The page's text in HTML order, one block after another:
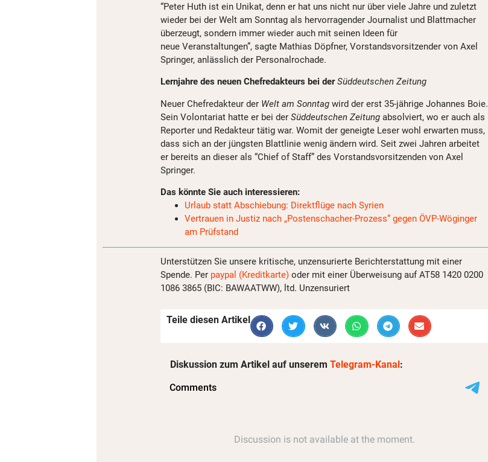
“Peter Huth ist ein Unikat, denn er hat uns nicht nur über viele Jahre und zuletzt
wieder bei der Welt am Sonntag als hervorragender Journalist und Blattmacher
überzeugt, sondern immer wieder auch mit seinen Ideen für
neue Veranstaltungen”, sagte Mathias Döpfner, Vorstandsvorsitzender von Axel
Springer, anlässlich der Personalrochade.
Lernjahre des neuen Chefredakteurs bei derSüddeutschen Zeitung
Neuer Chefredakteur der Welt am Sonntag wird der erst 35-jährige Johannes Boie.
Sein Volontariat hatte er bei der Süddeutschen Zeitung absolviert, wo er auch als
Reporter und Redakteur tätig war. Womit der geneigte Leser wohl erwarten muss,
dass sich an der jüngsten Blattlinie wenig ändern wird. Seit zwei Jahren arbeitet
er bereits an dieser als “Chief of Staff” des Vorstandsvorsitzenden von Axel
Springer.
Das könnte Sie auch interessieren:
Urlaub statt Abschiebung: Direktflüge nach Syrien
Vertrauen in Justiz nach „Postenschacher-Prozess“ gegen ÖVP-Wöginger
am Prüfstand
Unterstützen Sie unsere kritische, unzensurierte Berichterstattung mit einer
Spende. Per paypal (Kreditkarte) oder mit einer Überweisung auf AT58 1420 0200
1086 3865 (BIC: BAWAATWW), ltd. Unzensuriert
Teile diesen Artikel
Diskussion zum Artikel auf unserem Telegram-Kanal :